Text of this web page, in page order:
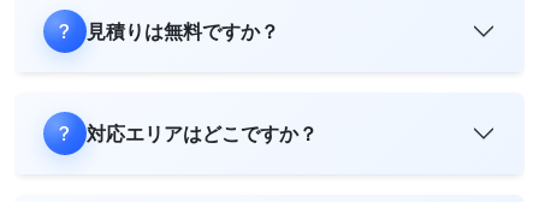
見積りは無料ですか？
対応エリアはどこですか？